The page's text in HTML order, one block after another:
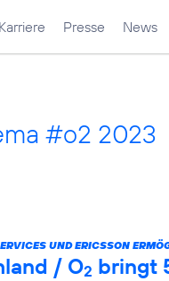
Karriere Presse News
#o2 2023
UND ERICSSON
/ O2 bringt